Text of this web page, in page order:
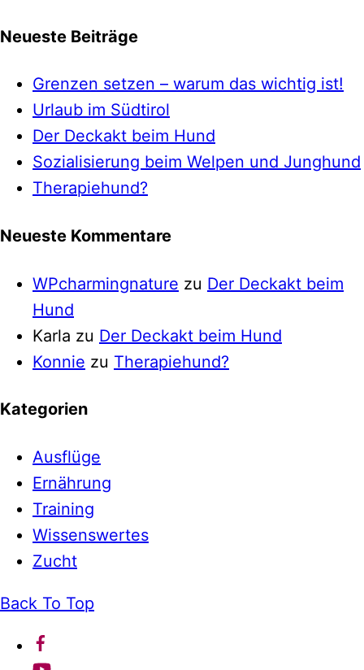
Neueste Beiträge
Grenzen setzen – warum das wichtig ist!
Urlaub im Südtirol
Der Deckakt beim Hund
Sozialisierung beim Welpen und Junghund
Therapiehund?
Neueste Kommentare
WPcharmingnature zu Der Deckakt beim
Hund
Karla zu Der Deckakt beim Hund
Konnie zu Therapiehund?
Kategorien
Ausflüge
Ernährung
Training
Wissenswertes
Zucht
Back To Top